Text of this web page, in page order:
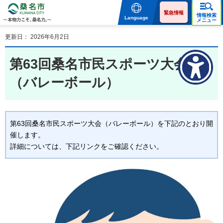
物力こそ、桑名力。
Language
緊急情報
情報検索
メニュー
更新日： 2026年6月2日
第63回桑名市民スポーツ大会
（バレーボール）
第63回桑名市民スポーツ大会（バレーボール）を下記のとおり開
催します。
詳細については、下記リンクをご確認ください。